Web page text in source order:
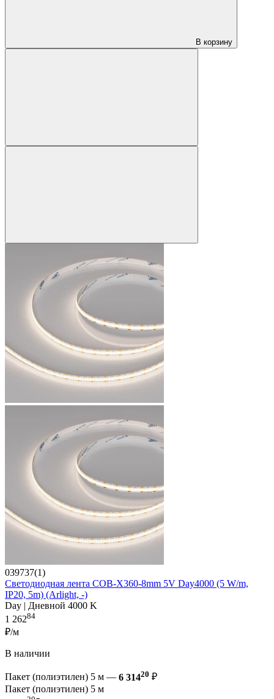
В корзину
039737(1)
Светодиодная лента COB-X360-8mm 5V Day4000 (5 W/m,
IP20, 5m) (Arlight, -)
Day | Дневной 4000 K
1 26284
₽/м
В наличии
Пакет (полиэтилен) 5 м — 6 31420 ₽
Пакет (полиэтилен) 5 м